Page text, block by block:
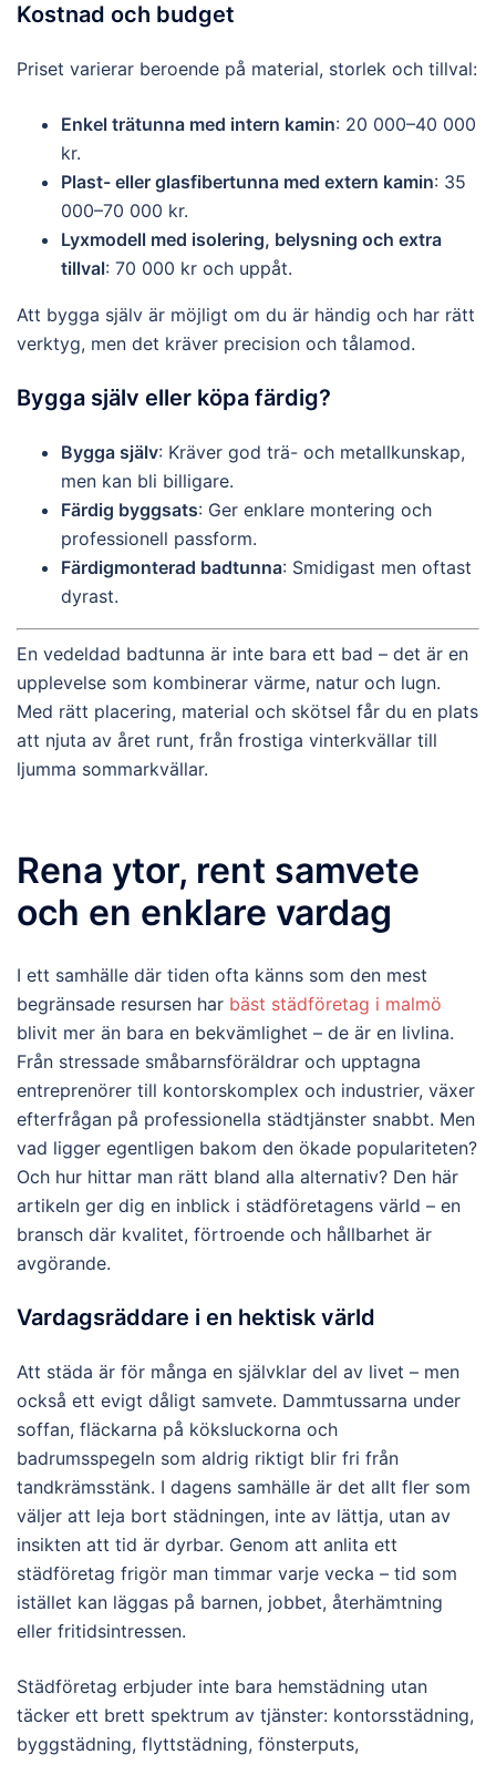
Kostnad och budget
Priset varierar beroende på material, storlek och tillval:
Enkel trätunna med intern kamin: 20 000–40 000
kr.
Plast- eller glasfibertunna med extern kamin: 35
000–70 000 kr.
Lyxmodell med isolering, belysning och extra
tillval: 70 000 kr och uppåt.
Att bygga själv är möjligt om du är händig och har rätt
verktyg, men det kräver precision och tålamod.
Bygga själv eller köpa färdig?
Bygga själv: Kräver god trä- och metallkunskap,
men kan bli billigare.
Färdig byggsats: Ger enklare montering och
professionell passform.
Färdigmonterad badtunna: Smidigast men oftast
dyrast.
En vedeldad badtunna är inte bara ett bad – det är en
upplevelse som kombinerar värme, natur och lugn.
Med rätt placering, material och skötsel får du en plats
att njuta av året runt, från frostiga vinterkvällar till
ljumma sommarkvällar.
Rena ytor, rent samvete
och en enklare vardag
I ett samhälle där tiden ofta känns som den mest
begränsade resursen har bäst städföretag i malmö
blivit mer än bara en bekvämlighet – de är en livlina.
Från stressade småbarnsföräldrar och upptagna
entreprenörer till kontorskomplex och industrier, växer
efterfrågan på professionella städtjänster snabbt. Men
vad ligger egentligen bakom den ökade populariteten?
Och hur hittar man rätt bland alla alternativ? Den här
artikeln ger dig en inblick i städföretagens värld – en
bransch där kvalitet, förtroende och hållbarhet är
avgörande.
Vardagsräddare i en hektisk värld
Att städa är för många en självklar del av livet – men
också ett evigt dåligt samvete. Dammtussarna under
soffan, fläckarna på köksluckorna och
badrumsspegeln som aldrig riktigt blir fri från
tandkrämsstänk. I dagens samhälle är det allt fler som
väljer att leja bort städningen, inte av lättja, utan av
insikten att tid är dyrbar. Genom att anlita ett
städföretag frigör man timmar varje vecka – tid som
istället kan läggas på barnen, jobbet, återhämtning
eller fritidsintressen.
Städföretag erbjuder inte bara hemstädning utan
täcker ett brett spektrum av tjänster: kontorsstädning,
byggstädning, flyttstädning, fönsterputs,